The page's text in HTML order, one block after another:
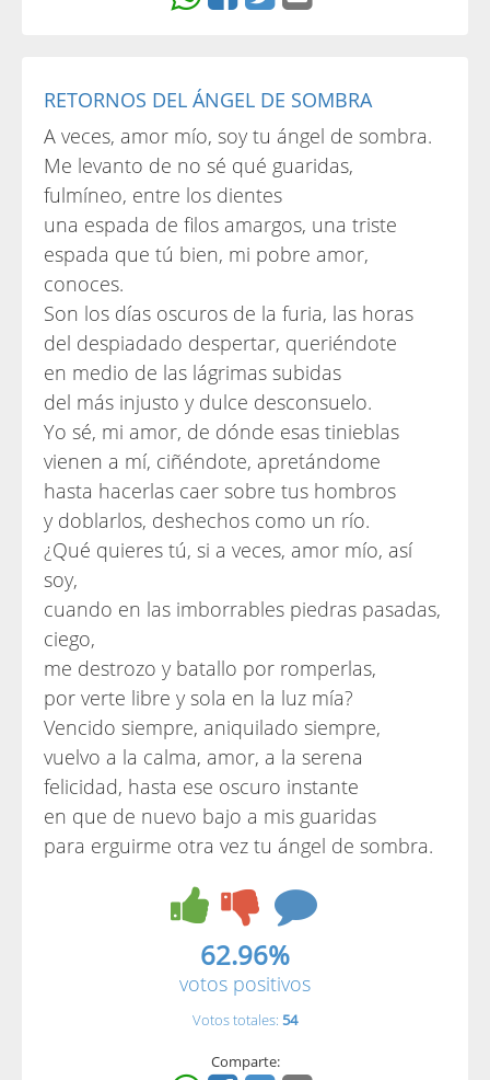
RETORNOS DEL ÁNGEL DE SOMBRA
A veces, amor mío, soy tu ángel de sombra.
Me levanto de no sé qué guaridas,
fulmíneo, entre los dientes
una espada de filos amargos, una triste
espada que tú bien, mi pobre amor,
conoces.
Son los días oscuros de la furia, las horas
del despiadado despertar, queriéndote
en medio de las lágrimas subidas
del más injusto y dulce desconsuelo.
Yo sé, mi amor, de dónde esas tinieblas
vienen a mí, ciñéndote, apretándome
hasta hacerlas caer sobre tus hombros
y doblarlos, deshechos como un río.
¿Qué quieres tú, si a veces, amor mío, así
soy,
cuando en las imborrables piedras pasadas,
ciego,
me destrozo y batallo por romperlas,
por verte libre y sola en la luz mía?
Vencido siempre, aniquilado siempre,
vuelvo a la calma, amor, a la serena
felicidad, hasta ese oscuro instante
en que de nuevo bajo a mis guaridas
para erguirme otra vez tu ángel de sombra.
62.96%
votos positivos
Votos totales: 54
Comparte: